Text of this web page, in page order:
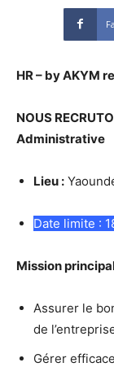
HR – by AKYM
NOUS
Administrative
Lieu :
Date limite :
Mission
Assurer le
de
Gérer